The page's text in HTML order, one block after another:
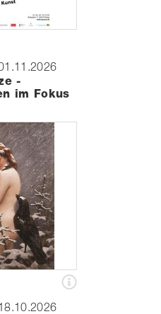
-
im Fokus